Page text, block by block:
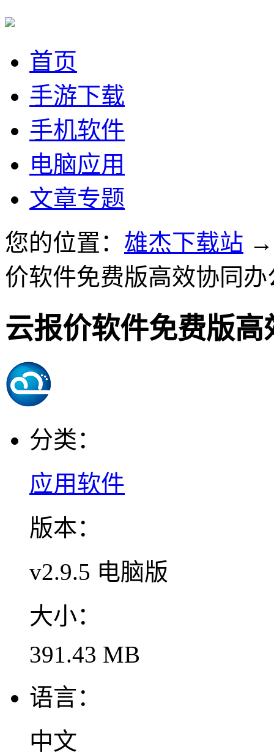
首页
手游下载
手机软件
电脑应用
文章专题
您的位置： 雄杰下载站
价软件免费版高效协同
云报价软件免费版
分类：
应用软件
版本：
v2.9.5 电脑版
大小：
391.43 MB
语言：
中文